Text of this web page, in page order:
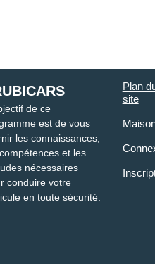
de ce
est de vous
les connaissances,
et les
nécessaires
conduire votre
en toute sécurité.
Plan
site